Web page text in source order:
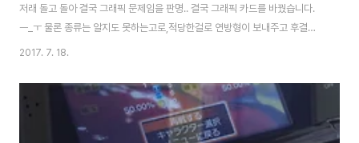
저래 돌고 돌아 결국 그래픽 문제임을 판명.. 결국 그래픽 카드를 바꿨습니다.
ㅡ_ㅜ 물론 종류는 알지도 못하는고로,적당한걸로 연방형이 보내주고 후결제.
라데온 RX550입니다. 카드 사이즈에 적응이 안되네요. ㅋ DVI, HDMI, DP
아지니 좋네요. 전기세도 덜 먹을거고. ㅎㅎ 다행이 교체 후에는 잘 나와서 안심
하고 있습니다. 겸사겸사 Win10으로 올리고 사용중입니다.
2017. 7. 18.